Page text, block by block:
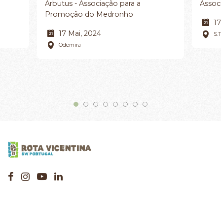
Arbutus - Associação para a
Promoção do Medronho
17 Mai, 2024
Odemira